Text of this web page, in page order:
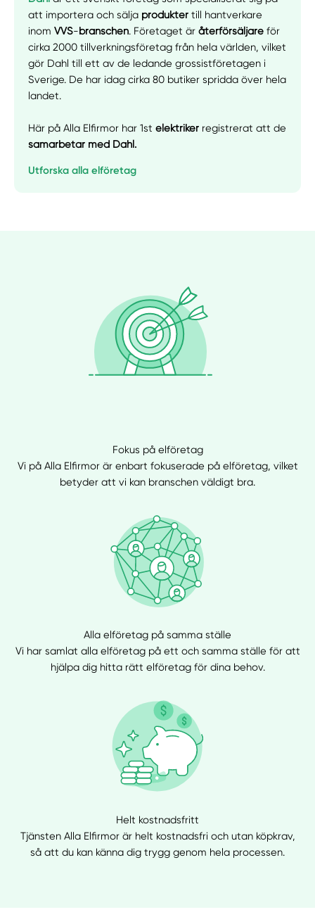
att importera och sälja produktertill hantverkare
inomVVS-branschen. Företaget äråterförsäljareför
cirka 2000 tillverkningsföretag från hela världen, vilket
gör Dahl till ett av de ledande grossistföretagen i
Sverige. De har idag cirka 80 butiker spridda över hela
landet.
Här på Alla Elfirmor har 1stelektriker registrerat att de
samarbetar med Dahl.
Utforska alla elföretag
Fokus på elföretag
Vi på Alla Elfirmor är enbart fokuserade på elföretag, vilket
betyder att vi kan branschen väldigt bra.
Alla elföretag på samma ställe
Vi har samlat alla elföretag på ett och samma ställe för att
hjälpa dig hitta rätt elföretag för dina behov.
Helt kostnadsfritt
Tjänsten Alla Elfirmor är helt kostnadsfri och utan köpkrav,
så att du kan känna dig trygg genom hela processen.